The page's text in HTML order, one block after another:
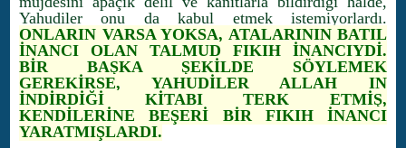
Yahudiler onu da kabul etmek istemiyorlardı.
ONLARIN VARSA YOKSA, ATALARININ BATIL
İNANCI OLAN TALMUD FIKIH İNANCIYDİ.
BİR BAŞKA ŞEKİLDE SÖYLEMEK
GEREKİRSE, YAHUDİLER ALLAH IN
İNDİRDİĞİ KİTABI TERK ETMİŞ,
KENDİLERİNE BEŞERİ BİR FIKIH İNANCI
YARATMIŞLARDI.